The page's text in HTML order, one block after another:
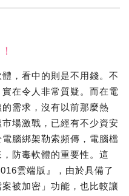
，看中的則是不用錢。不
在令人非常質疑。而在電
需求，沒有以前那麼熱
場激戰，已經有不少資安
腦綁架勒索頻傳，電腦檔
防毒軟體的重要性。這
雲端版』，由於具備了
被加密」功能，也比較讓